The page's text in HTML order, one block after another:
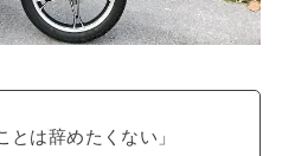
とは辞めたくない」